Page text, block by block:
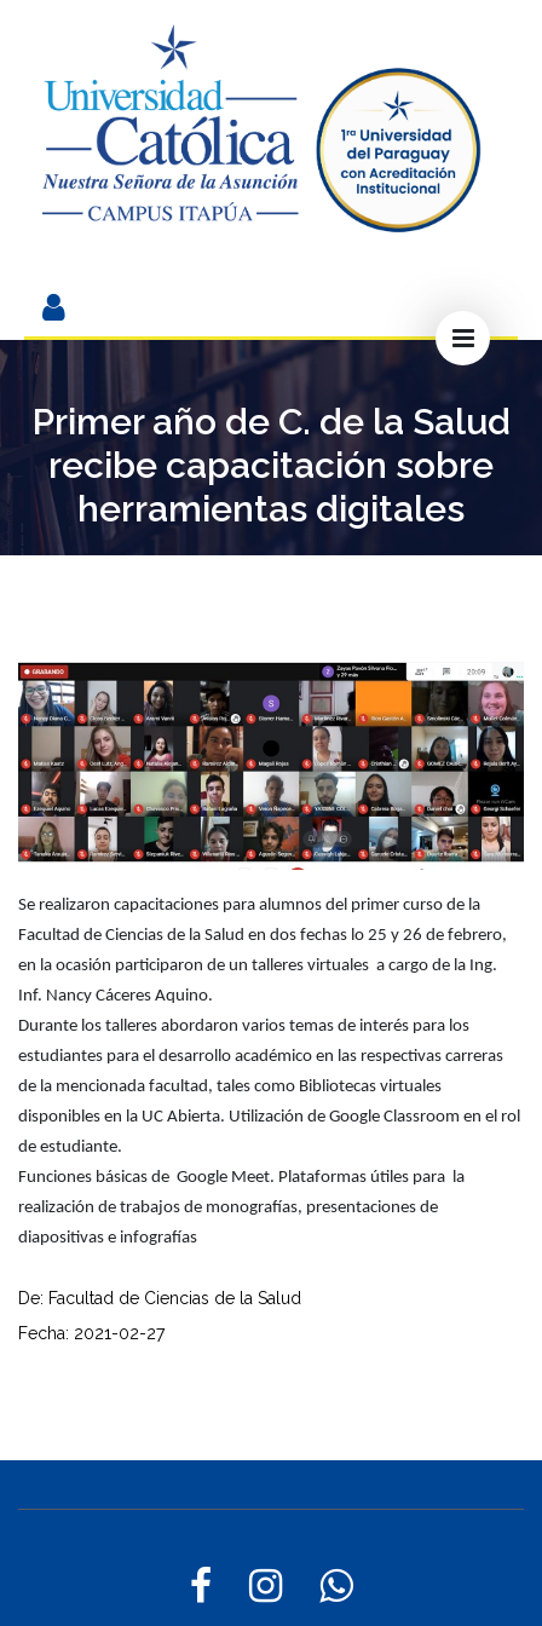
Primer año de C. de la Salud
recibe capacitación sobre
herramientas digitales
Se realizaron capacitaciones para alumnos del primer curso de la
Facultad de Ciencias de la Salud en dos fechas lo 25 y 26 de febrero,
en la ocasión participaron de un talleres virtuales a cargo de la Ing.
Inf. Nancy Cáceres Aquino.
Durante los talleres abordaron varios temas de interés para los
estudiantes para el desarrollo académico en las respectivas carreras
de la mencionada facultad, tales como Bibliotecas virtuales
disponibles en la UC Abierta. Utilización de Google Classroom en el rol
de estudiante.
Funciones básicas de Google Meet. Plataformas útiles para la
realización de trabajos de monografías, presentaciones de
diapositivas e infografías
De: Facultad de Ciencias de la Salud
Fecha: 2021-02-27